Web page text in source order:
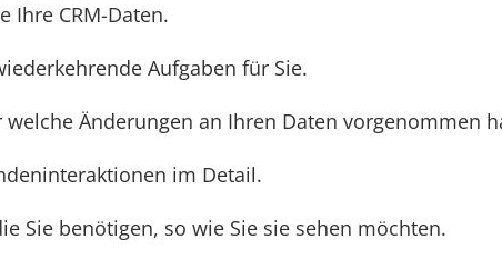
Ihre CRM-Daten.
Aufgaben für Sie.
welche Änderungen an Ihren Daten vorgenommen
im Detail.
Sie benötigen, so wie Sie sie sehen möchten.